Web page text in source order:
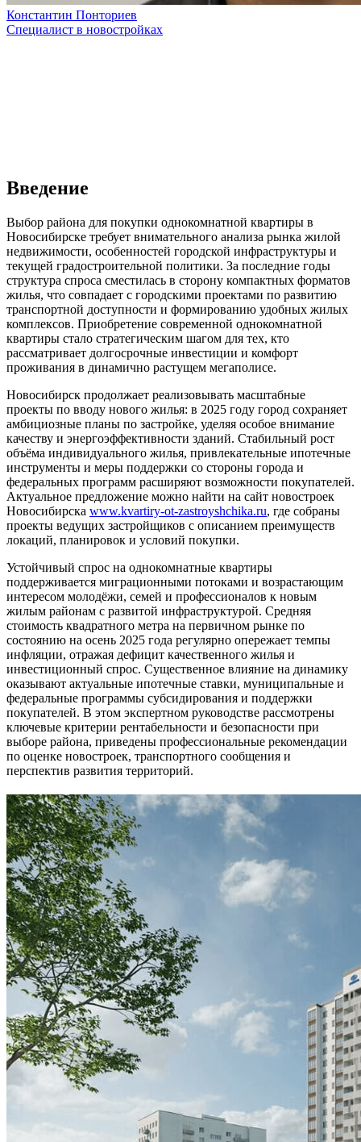
Константин Понториев
Специалист в новостройках
Введение
Выбор района для покупки однокомнатной квартиры в
Новосибирске требует внимательного анализа рынка жилой
недвижимости, особенностей городской инфраструктуры и
текущей градостроительной политики. За последние годы
структура спроса сместилась в сторону компактных форматов
жилья, что совпадает с городскими проектами по развитию
транспортной доступности и формированию удобных жилых
комплексов. Приобретение современной однокомнатной
квартиры стало стратегическим шагом для тех, кто
рассматривает долгосрочные инвестиции и комфорт
проживания в динамично растущем мегаполисе.
Новосибирск продолжает реализовывать масштабные
проекты по вводу нового жилья: в 2025 году город сохраняет
амбициозные планы по застройке, уделяя особое внимание
качеству и энергоэффективности зданий. Стабильный рост
объёма индивидуального жилья, привлекательные ипотечные
инструменты и меры поддержки со стороны города и
федеральных программ расширяют возможности покупателей.
Актуальное предложение можно найти на сайт новостроек
Новосибирска www.kvartiry-ot-zastroyshchika.ru, где собраны
проекты ведущих застройщиков с описанием преимуществ
локаций, планировок и условий покупки.
Устойчивый спрос на однокомнатные квартиры
поддерживается миграционными потоками и возрастающим
интересом молодёжи, семей и профессионалов к новым
жилым районам с развитой инфраструктурой. Средняя
стоимость квадратного метра на первичном рынке по
состоянию на осень 2025 года регулярно опережает темпы
инфляции, отражая дефицит качественного жилья и
инвестиционный спрос. Существенное влияние на динамику
оказывают актуальные ипотечные ставки, муниципальные и
федеральные программы субсидирования и поддержки
покупателей. В этом экспертном руководстве рассмотрены
ключевые критерии рентабельности и безопасности при
выборе района, приведены профессиональные рекомендации
по оценке новостроек, транспортного сообщения и
перспектив развития территорий.